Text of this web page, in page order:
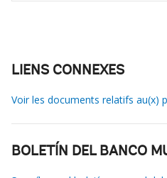
LIENS CONNEXES
Voir les documents relatifs au(x)
BOLETÍN DEL BANCO